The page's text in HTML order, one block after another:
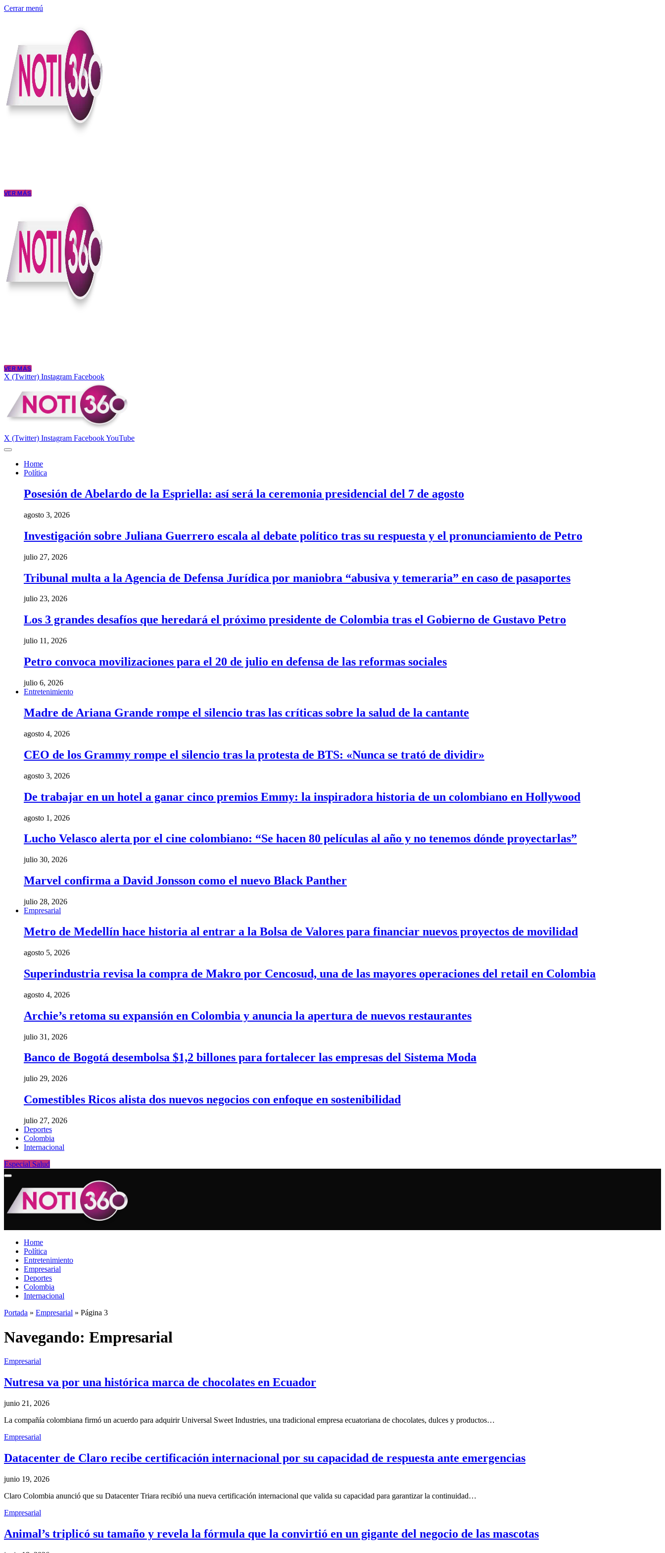
Cerrar menú
VER MÁS
VER MÁS
X (Twitter) Instagram Facebook
X (Twitter) Instagram FacebookYouTube
Home
Política
Posesión de Abelardo de la Espriella: así será la ceremonia presidencial del 7 de agosto
agosto 3, 2026
Investigación sobre Juliana Guerrero escala al debate político tras su respuesta y el pronunciamiento de Petro
julio 27, 2026
Tribunal multa a la Agencia de Defensa Jurídica por maniobra “abusiva y temeraria” en caso de pasaportes
julio 23, 2026
Los 3 grandes desafíos que heredará el próximo presidente de Colombia tras el Gobierno de Gustavo Petro
julio 11, 2026
Petro convoca movilizaciones para el 20 de julio en defensa de las reformas sociales
julio 6, 2026
Entretenimiento
Madre de Ariana Grande rompe el silencio tras las críticas sobre la salud de la cantante
agosto 4, 2026
CEO de los Grammy rompe el silencio tras la protesta de BTS: «Nunca se trató de dividir»
agosto 3, 2026
De trabajar en un hotel a ganar cinco premios Emmy: la inspiradora historia de un colombiano en Hollywood
agosto 1, 2026
Lucho Velasco alerta por el cine colombiano: “Se hacen 80 películas al año y no tenemos dónde proyectarlas”
julio 30, 2026
Marvel confirma a David Jonsson como el nuevo Black Panther
julio 28, 2026
Empresarial
Metro de Medellín hace historia al entrar a la Bolsa de Valores para financiar nuevos proyectos de movilidad
agosto 5, 2026
Superindustria revisa la compra de Makro por Cencosud, una de las mayores operaciones del retail en Colombia
agosto 4, 2026
Archie’s retoma su expansión en Colombia y anuncia la apertura de nuevos restaurantes
julio 31, 2026
Banco de Bogotá desembolsa $1,2 billones para fortalecer las empresas del Sistema Moda
julio 29, 2026
Comestibles Ricos alista dos nuevos negocios con enfoque en sostenibilidad
julio 27, 2026
Deportes
Colombia
Internacional
Especial Salud
Home
Política
Entretenimiento
Empresarial
Deportes
Colombia
Internacional
Portada » Empresarial » Página 3
Navegando: Empresarial
Empresarial
Nutresa va por una histórica marca de chocolates en Ecuador
junio 21, 2026
La compañía colombiana firmó un acuerdo para adquirir Universal Sweet Industries, una tradicional empresa ecuatoriana de chocolates, dulces y productos…
Empresarial
Datacenter de Claro recibe certificación internacional por su capacidad de respuesta ante emergencias
junio 19, 2026
Claro Colombia anunció que su Datacenter Triara recibió una nueva certificación internacional que valida su capacidad para garantizar la continuidad…
Empresarial
Animal’s triplicó su tamaño y revela la fórmula que la convirtió en un gigante del negocio de las mascotas